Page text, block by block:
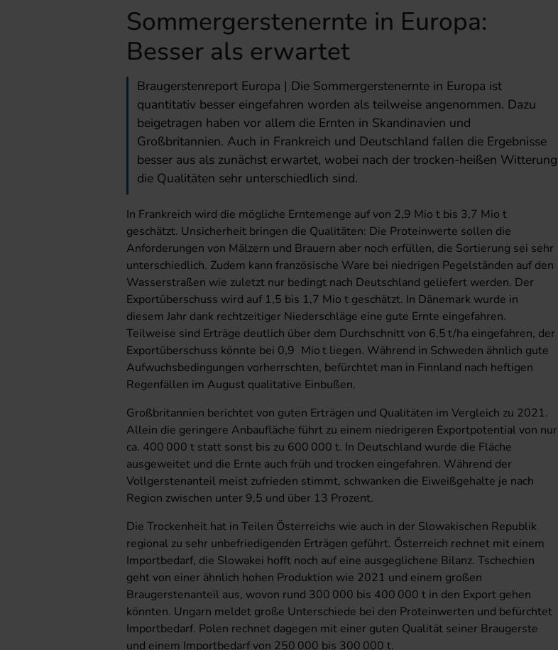
Sommergerstenernte in Europa:
Besser als erwartet
Braugerstenreport Europa | Die Sommergerstenernte in Europa ist
quantitativ besser eingefahren worden als teilweise angenommen. Dazu
beigetragen haben vor allem die Ernten in Skandinavien und
Großbritannien. Auch in Frankreich und Deutschland fallen die Ergebnisse
besser aus als zunächst erwartet, wobei nach der trocken-heißen Witterung
die Qualitäten sehr unterschiedlich sind.
In Frankreich wird die mögliche Erntemenge auf von 2,9 Mio t bis 3,7 Mio t
geschätzt. Unsicherheit bringen die Qualitäten: Die Proteinwerte sollen die
Anforderungen von Mälzern und Brauern aber noch erfüllen, die Sortierung sei sehr
unterschiedlich. Zudem kann französische Ware bei niedrigen Pegelständen auf den
Wasserstraßen wie zuletzt nur bedingt nach Deutschland geliefert werden. Der
Exportüberschuss wird auf 1,5 bis 1,7 Mio t geschätzt. In Dänemark wurde in
diesem Jahr dank rechtzeitiger Niederschläge eine gute Ernte eingefahren.
Teilweise sind Erträge deutlich über dem Durchschnitt von 6,5 t/ha eingefahren, der
Exportüberschuss könnte bei 0,9 Mio t liegen. Während in Schweden ähnlich gute
Aufwuchsbedingungen vorherrschten, befürchtet man in Finnland nach heftigen
Regenfällen im August qualitative Einbußen.
Großbritannien berichtet von guten Erträgen und Qualitäten im Vergleich zu 2021.
Allein die geringere Anbaufläche führt zu einem niedrigeren Exportpotential von nur
ca. 400 000 t statt sonst bis zu 600 000 t. In Deutschland wurde die Fläche
ausgeweitet und die Ernte auch früh und trocken eingefahren. Während der
Vollgerstenanteil meist zufrieden stimmt, schwanken die Eiweißgehalte je nach
Region zwischen unter 9,5 und über 13 Prozent.
Die Trockenheit hat in Teilen Österreichs wie auch in der Slowakischen Republik
regional zu sehr unbefriedigenden Erträgen geführt. Österreich rechnet mit einem
Importbedarf, die Slowakei hofft noch auf eine ausgeglichene Bilanz. Tschechien
geht von einer ähnlich hohen Produktion wie 2021 und einem großen
Braugerstenanteil aus, wovon rund 300 000 bis 400 000 t in den Export gehen
könnten. Ungarn meldet große Unterschiede bei den Proteinwerten und befürchtet
Importbedarf. Polen rechnet dagegen mit einer guten Qualität seiner Braugerste
und einem Importbedarf von 250 000 bis 300 000 t.